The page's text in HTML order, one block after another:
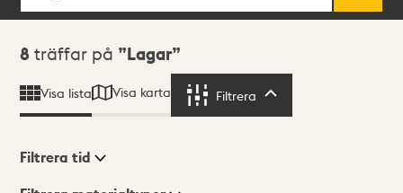
Sökresultat
8 träffar på Lagar
Visa lista Visa karta Filtrera
Filtrera tid